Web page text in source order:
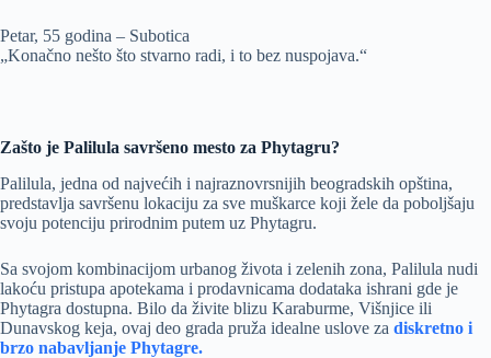
Petar, 55 godina – Subotica
„Konačno nešto što stvarno radi, i to bez nuspojava.“
Zašto je Palilula savršeno mesto za Phytagru?
Palilula, jedna od najvećih i najraznovrsnijih beogradskih opština,
predstavlja savršenu lokaciju za sve muškarce koji žele da poboljšaju
svoju potenciju prirodnim putem uz Phytagru.
Sa svojom kombinacijom urbanog života i zelenih zona, Palilula nudi
lakoću pristupa apotekama i prodavnicama dodataka ishrani gde je
Phytagra dostupna. Bilo da živite blizu Karaburme, Višnjice ili
Dunavskog keja, ovaj deo grada pruža idealne uslove za diskretno i
brzo nabavljanje Phytagre.